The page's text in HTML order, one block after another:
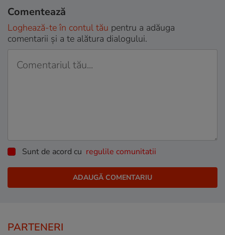
Comentează
Loghează-te în contul tău pentru a adăuga
comentarii și a te alătura dialogului.
Sunt de acord cu regulile comunitatii
PARTENERI